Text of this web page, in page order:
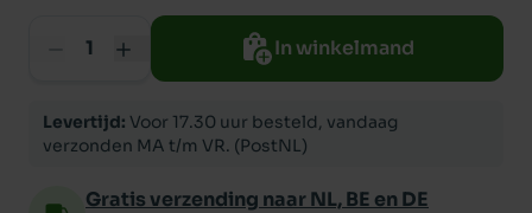
In winkelmand
Levertijd: Voor 17.30 uur besteld, vandaag
verzonden MA t/m VR. (PostNL)
Gratis verzending naar NL, BE en DE